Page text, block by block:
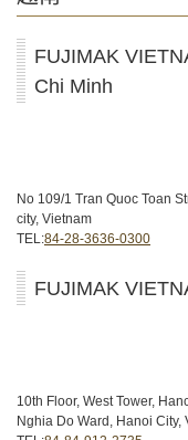
FUJIMAK
Chi Minh
No 109/1 Tran Quoc Toan
city, Vietnam
TEL:84-28-3636-0300
FUJIMAK
10th Floor, West Tower,
Nghia Do Ward, Hanoi City,